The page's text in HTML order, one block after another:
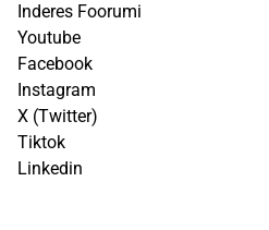
Inderes Foorumi
Youtube
Facebook
Instagram
X (Twitter)
Tiktok
Linkedin